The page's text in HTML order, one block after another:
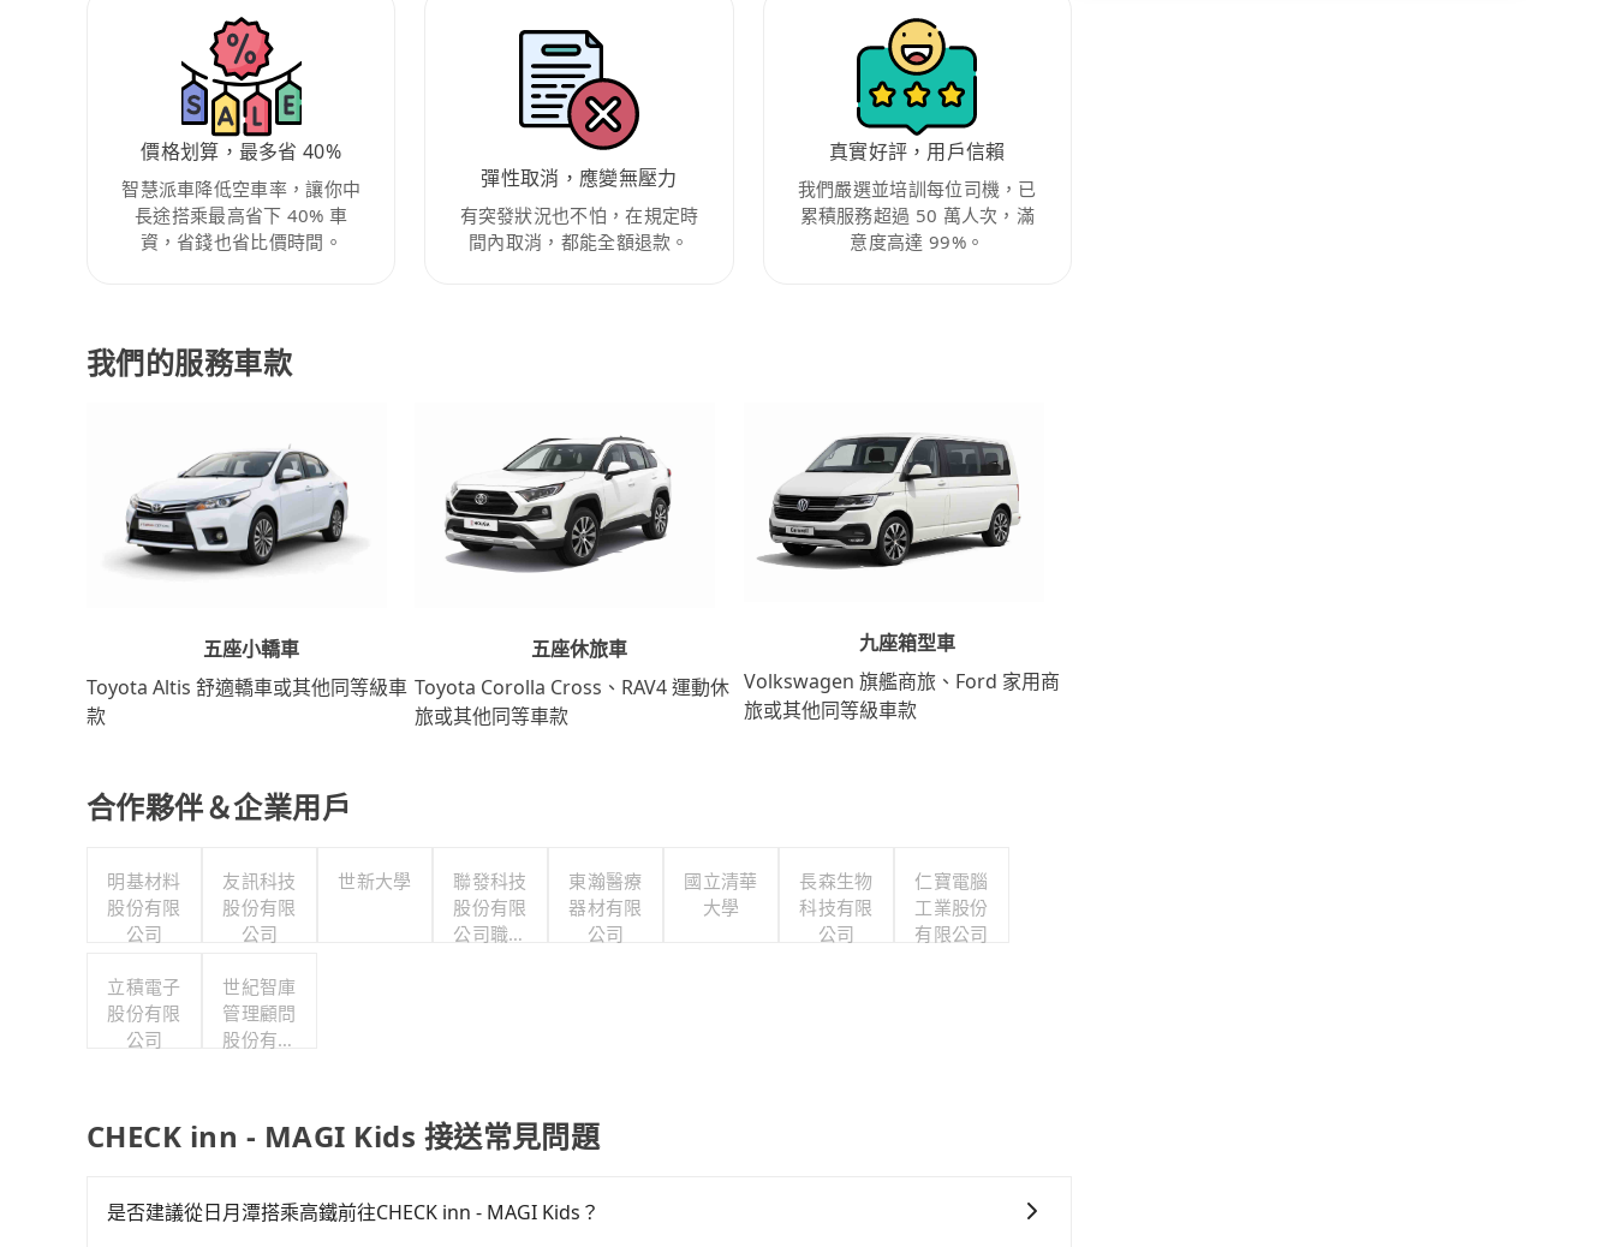
價格划算，最多省 40%
智慧派車降低空車率，讓你中
長途搭乘最高省下 40% 車
資，省錢也省比價時間。
彈性取消，應變無壓力
有突發狀況也不怕，在規定時
間內取消，都能全額退款。
真實好評，用戶信賴
我們嚴選並培訓每位司機，已
累積服務超過 50 萬人次，滿
意度高達 99%。
我們的服務車款
五座小轎車
Toyota Altis 舒適轎車或其他同等級車
款
五座休旅車
Toyota Corolla Cross、RAV4 運動休
旅或其他同等車款
九座箱型車
Volkswagen 旗艦商旅、Ford 家用商
旅或其他同等級車款
合作夥伴＆企業用戶
明基材料
股份有限
公司
友訊科技
股份有限
公司
世新大學
聯發科技
股份有限
公司職工
東瀚醫療
器材有限
公司
國立清華
大學
長森生物
科技有限
公司
仁寶電腦
工業股份
有限公司
立積電子
股份有限
公司
世紀智庫
管理顧問
股份有限
CHECK inn - MAGI Kids 接送常見問題
是否建議從日月潭搭乘高鐵前往CHECK inn - MAGI Kids？